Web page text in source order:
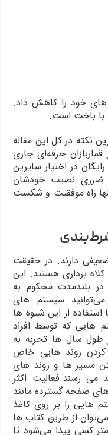
خود را کاهش داد.
با باخت است.
نکته در کل این مقاله
حرفه‌ای جاری
در اختیار سایرین
ضرری نصیب خودشان
راه موفقیت و شکست
دارند. در حقیقت
برداری هستند. این
بلندمدت محکوم به
سیستم های
از این شیوه ها
هایی که توسط افراد
طول سال ها تجربه به
کردن روند هایی خاص
مسیر ها و روند های
می رسند.فعالیت اکثر
های صفحه گسترده مانند
هایی را بر روی کاغذ
از طریق کتاب ها
کسی پیدا می‌شود تا